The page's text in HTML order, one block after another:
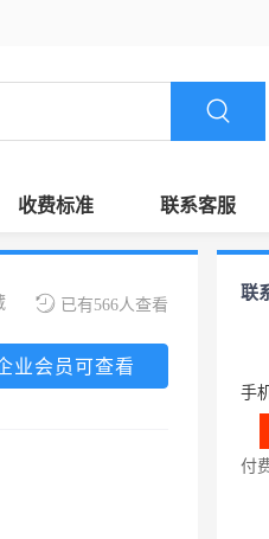
收费标准 联系客服
已有566人查看
业会员可查看
联
手
付